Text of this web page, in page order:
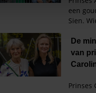
partners voor social
die u aan ze heeft